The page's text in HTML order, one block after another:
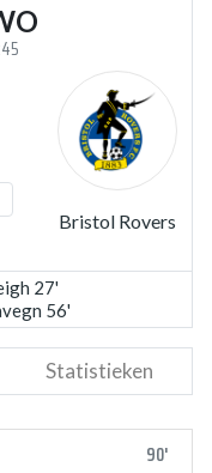
Bristol Rovers
27'
56'
Statistieken
90'